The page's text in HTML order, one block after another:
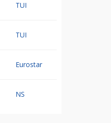
TUI
TUI
Eurostar
NS